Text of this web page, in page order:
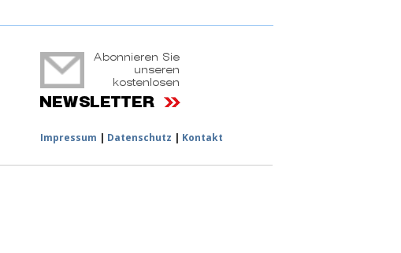
Impressum | Datenschutz | Kontakt